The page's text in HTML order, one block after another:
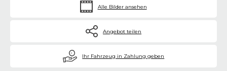
Alle Bilder ansehen
Angebot teilen
€ Ihr Fahrzeug in Zahlung geben